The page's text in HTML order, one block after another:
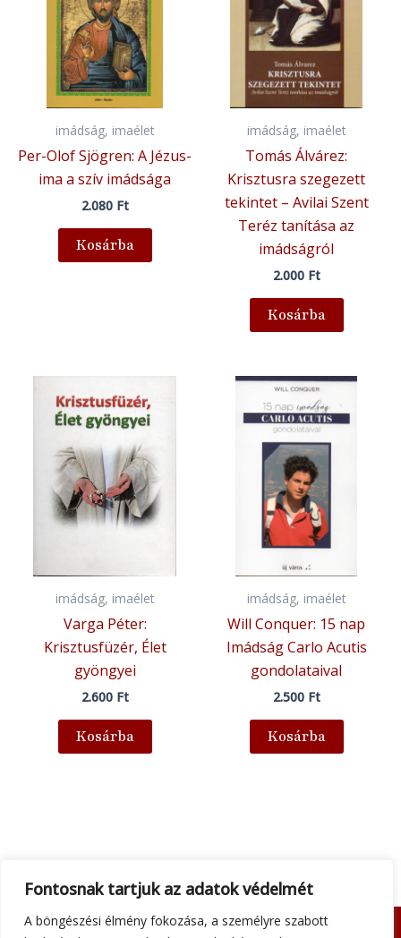
Fontosnak tartjuk az adatok védelmét
A böngészési élmény fokozása, a személyre szabott
imádság, imaélet
Per-Olof Sjögren: A Jézus-
ima a szív imádsága
2.080 Ft
Kosárba
imádság, imaélet
Tomás Álvárez:
Krisztusra szegezett
tekintet – Avilai Szent
Teréz tanítása az
imádságról
2.000 Ft
Kosárba
imádság, imaélet
Varga Péter:
Krisztusfüzér, Élet
gyöngyei
2.600 Ft
Kosárba
imádság, imaélet
Will Conquer: 15 nap
Imádság Carlo Acutis
gondolataival
2.500 Ft
Kosárba